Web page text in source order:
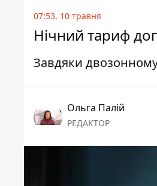
07:53, 10 травня
Нічний тариф
Завдяки
Ольга Палій
РЕДАКТОР